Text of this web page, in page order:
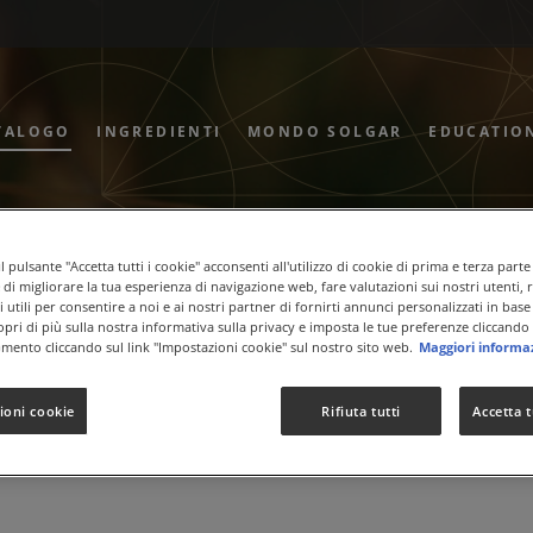
INGREDIENTI MONDO SOLGAR
Metabolismo Carboidrati
pulsante "Accetta tutti i cookie" acconsenti all'utilizzo di cookie di prima e terza
di migliorare la tua esperienza di navigazione web, fare valutazioni sui nostri utenti,
utili per consentire a noi e ai nostri partner di fornirti annunci personalizzati in
di più sulla nostra informativa sulla privacy e imposta le tue preferenze
cliccando sul link "Impostazioni cookie" sul nostro sito web. Maggiori
cookie Rifiuta tutti Accetta